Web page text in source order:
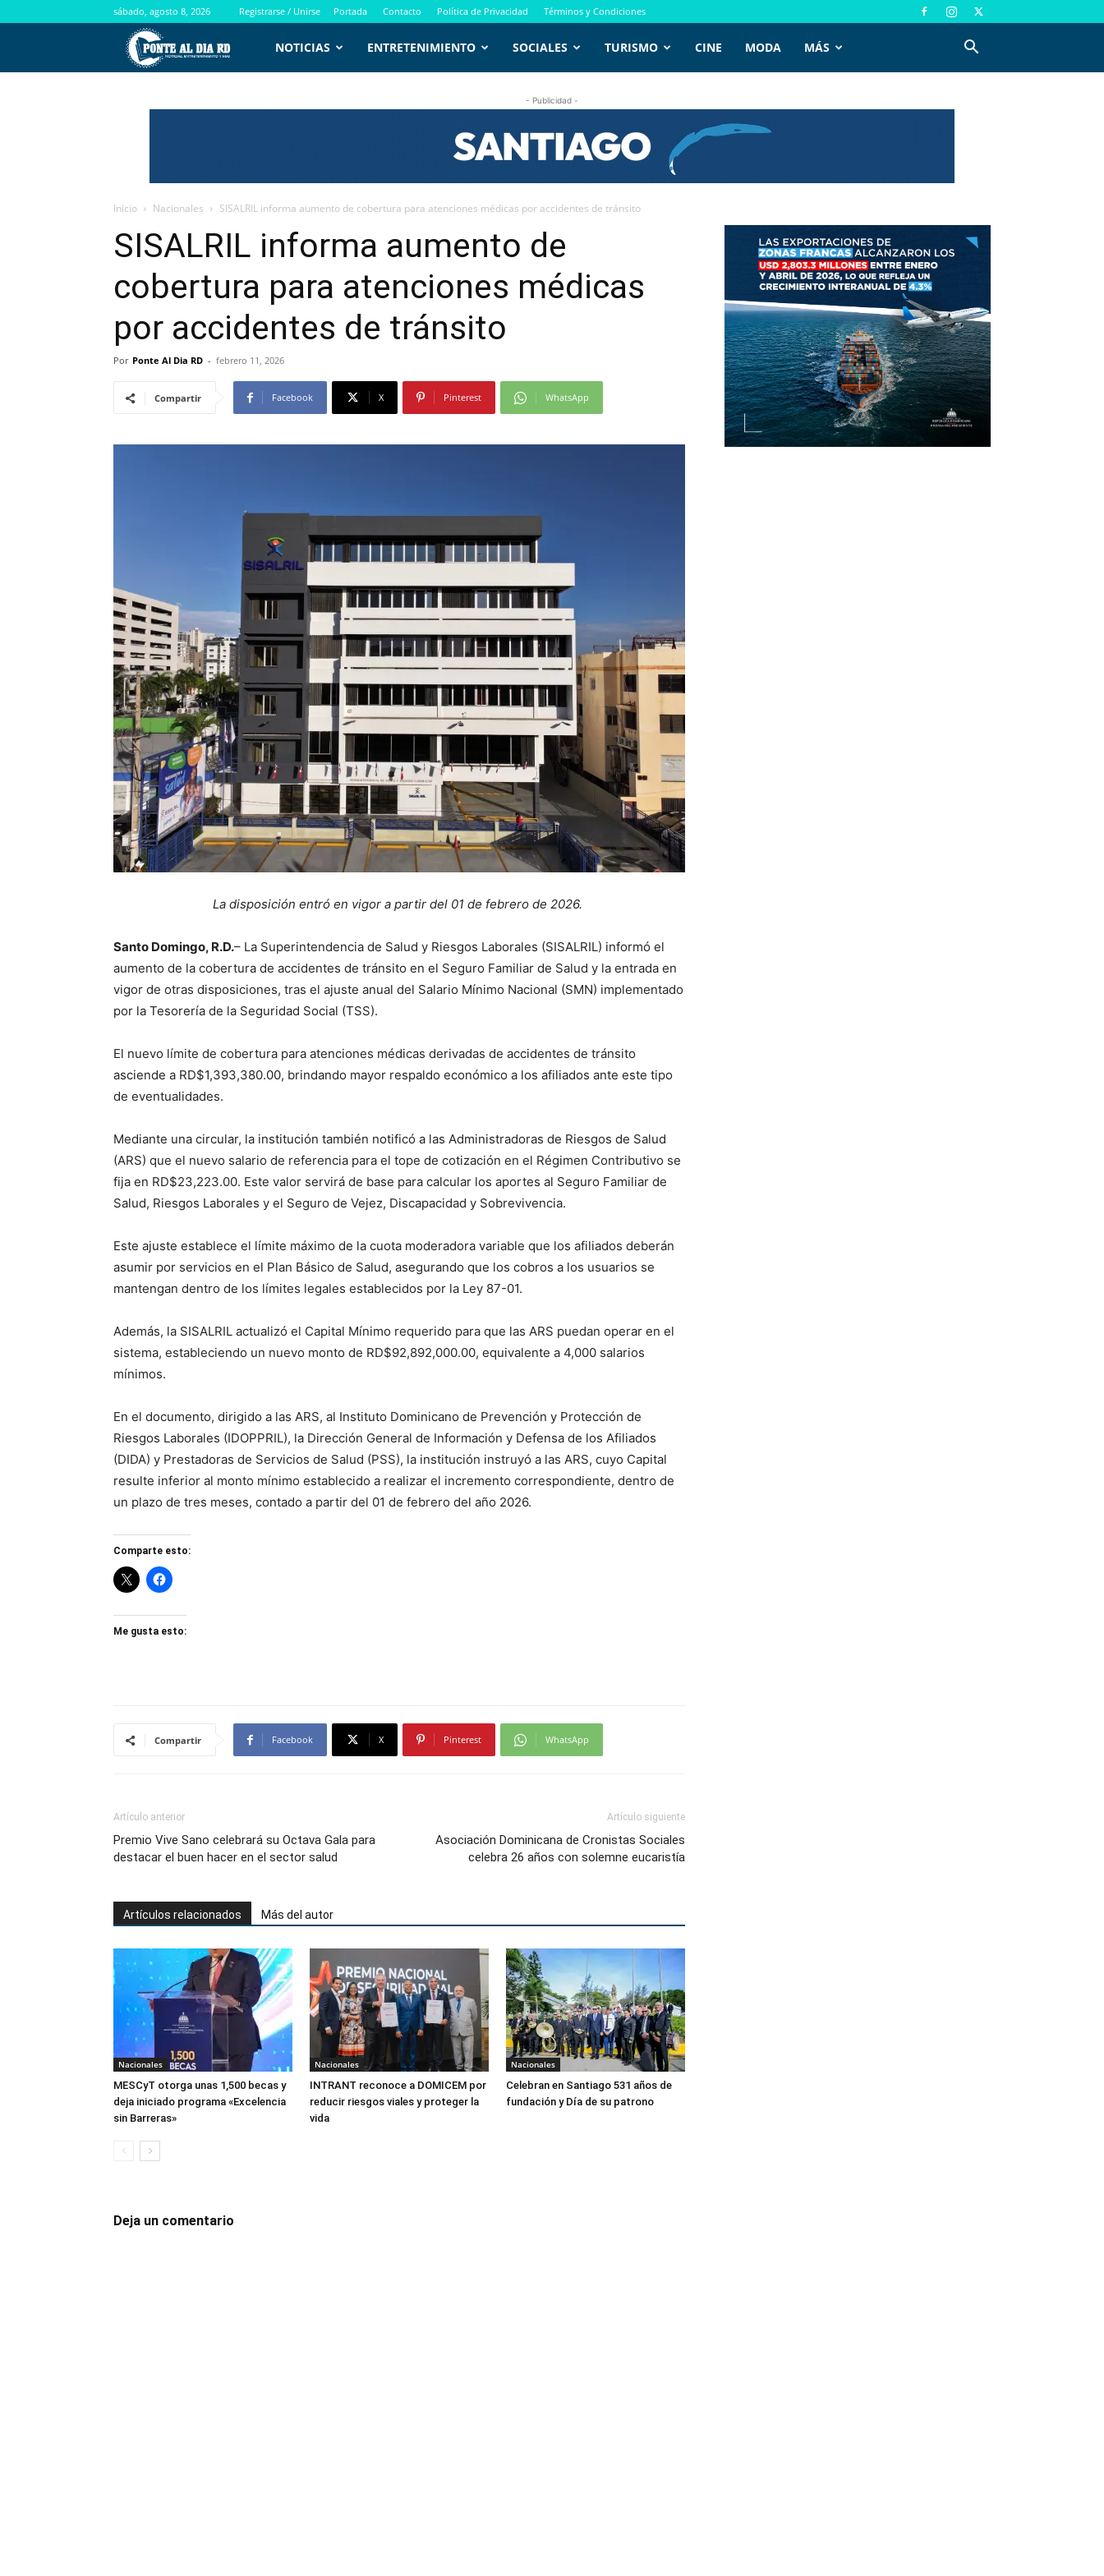
sábado, agosto 8, 2026 Registrarse / Unirse Portada Contacto Política de Privacidad Términos y Condiciones
PontealdiaRD.com
NOTICIAS ENTRETENIMIENTO SOCIALES TURISMO CINE MODA MÁS
- Publicidad -
Inicio Nacionales SISALRIL informa aumento de cobertura para atenciones médicas por accidentes de tránsito
SISALRIL informa aumento de
cobertura para atenciones médicas
por accidentes de tránsito
Por Ponte Al Dia RD - febrero 11, 2026
Compartir Facebook X Pinterest WhatsApp
La disposición entró en vigor a partir del 01 de febrero de 2026.
Santo Domingo, R.D.– La Superintendencia de Salud y Riesgos Laborales (SISALRIL) informó el
aumento de la cobertura de accidentes de tránsito en el Seguro Familiar de Salud y la entrada en
vigor de otras disposiciones, tras el ajuste anual del Salario Mínimo Nacional (SMN) implementado
por la Tesorería de la Seguridad Social (TSS).
El nuevo límite de cobertura para atenciones médicas derivadas de accidentes de tránsito
asciende a RD$1,393,380.00, brindando mayor respaldo económico a los afiliados ante este tipo
de eventualidades.
Mediante una circular, la institución también notificó a las Administradoras de Riesgos de Salud
(ARS) que el nuevo salario de referencia para el tope de cotización en el Régimen Contributivo se
fija en RD$23,223.00. Este valor servirá de base para calcular los aportes al Seguro Familiar de
Salud, Riesgos Laborales y el Seguro de Vejez, Discapacidad y Sobrevivencia.
Este ajuste establece el límite máximo de la cuota moderadora variable que los afiliados deberán
asumir por servicios en el Plan Básico de Salud, asegurando que los cobros a los usuarios se
mantengan dentro de los límites legales establecidos por la Ley 87-01.
Además, la SISALRIL actualizó el Capital Mínimo requerido para que las ARS puedan operar en el
sistema, estableciendo un nuevo monto de RD$92,892,000.00, equivalente a 4,000 salarios
mínimos.
En el documento, dirigido a las ARS, al Instituto Dominicano de Prevención y Protección de
Riesgos Laborales (IDOPPRIL), la Dirección General de Información y Defensa de los Afiliados
(DIDA) y Prestadoras de Servicios de Salud (PSS), la institución instruyó a las ARS, cuyo Capital
resulte inferior al monto mínimo establecido a realizar el incremento correspondiente, dentro de
un plazo de tres meses, contado a partir del 01 de febrero del año 2026.
Comparte esto:
Me gusta esto:
Compartir Facebook X Pinterest WhatsApp
Artículo anterior
Premio Vive Sano celebrará su Octava Gala para
destacar el buen hacer en el sector salud
Artículo siguiente
Asociación Dominicana de Cronistas Sociales
celebra 26 años con solemne eucaristía
Artículos relacionados Más del autor
Nacionales
MESCyT otorga unas 1,500 becas y
deja iniciado programa «Excelencia
sin Barreras»
Nacionales
INTRANT reconoce a DOMICEM por
reducir riesgos viales y proteger la
vida
Nacionales
Celebran en Santiago 531 años de
fundación y Día de su patrono
Deja un comentario